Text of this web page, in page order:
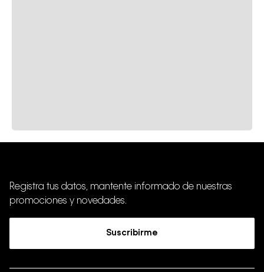
Registra tus datos, mantente informado de nuestras
promociones y novedades.
Suscribirme